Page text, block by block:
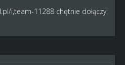
i,team-11288chętnie dołączy